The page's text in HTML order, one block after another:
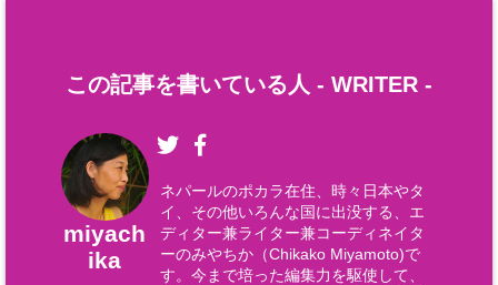
この記事を書いている人 - WRITER -
miyach
ika
ネパールのポカラ在住、時々日本やタ
イ、その他いろんな国に出没する、エ
ディター兼ライター兼コーディネイタ
ーのみやちか（Chikako Miyamoto)で
す。今まで培った編集力を駆使して、